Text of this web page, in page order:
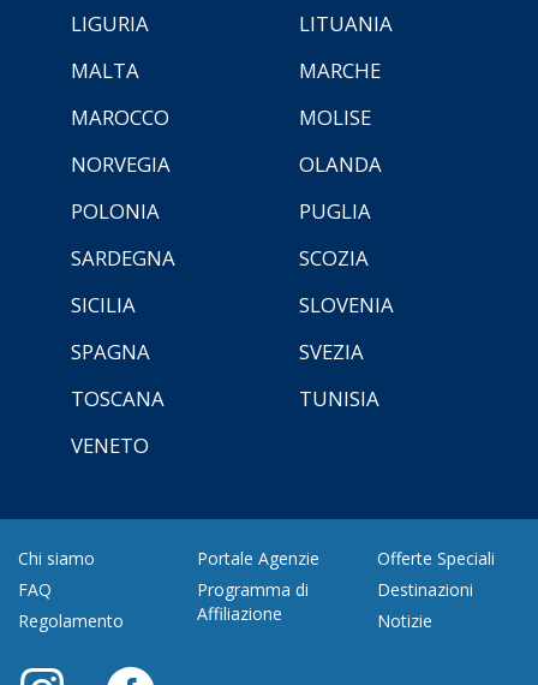
LIGURIA
LITUANIA
MALTA
MARCHE
MAROCCO
MOLISE
NORVEGIA
OLANDA
POLONIA
PUGLIA
SARDEGNA
SCOZIA
SICILIA
SLOVENIA
SPAGNA
SVEZIA
TOSCANA
TUNISIA
VENETO
Chi siamo
FAQ
Regolamento
Portale Agenzie
Programma di
Affiliazione
Offerte Speciali
Destinazioni
Notizie